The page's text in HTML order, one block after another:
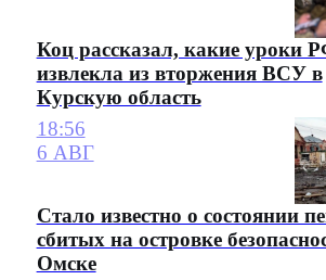
Коц рассказал, какие уроки
извлекла из вторжения ВСУ в
Курскую область
18:56
6 АВГ
Стало известно о состоянии
сбитых на островке
Омске